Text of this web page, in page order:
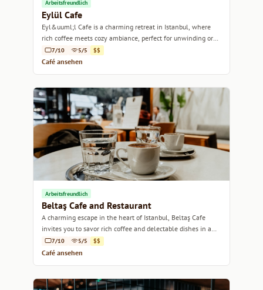
Arbeitsfreundlich
Eylül Cafe
Eyl&uuml;l Cafe is a charming retreat in Istanbul, where
rich coffee meets cozy ambiance, perfect for unwinding or
catching up with friends.
7/10 5/5 $$
Café ansehen
Arbeitsfreundlich
Beltaş Cafe and Restaurant
A charming escape in the heart of Istanbul, Beltaş Cafe
invites you to savor rich coffee and delectable dishes in a
cozy atmosphere.
7/10 5/5 $$
Café ansehen